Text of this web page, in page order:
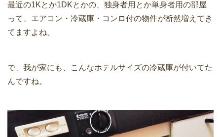
最近の1Kとか1DKとかの、独身者用とか単身者用の部屋
って、エアコン・冷蔵庫・コンロ付の物件が断然増えてき
てますよね。
で、我が家にも、こんなホテルサイズの冷蔵庫が付いてた
んですね。